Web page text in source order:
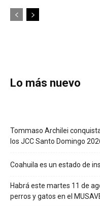
Lo más nuevo
Tommaso Archilei
los JCC Santo Domingo
Coahuila es un estado de
Habrá este martes 11 de
perros y gatos en el